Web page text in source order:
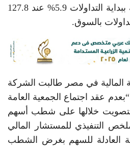
ارتفع سعر سهم الشركة ببداية التداولات 5.9% عند 127.8
بالسوق.
المالية في مصر طالبت الشركة
عقد اجتماع الجمعية العامة
التصويت خلالها على شطب أسهم
التنفيذي للمستشار المالي
العادلة للسهم بغرض الشطب